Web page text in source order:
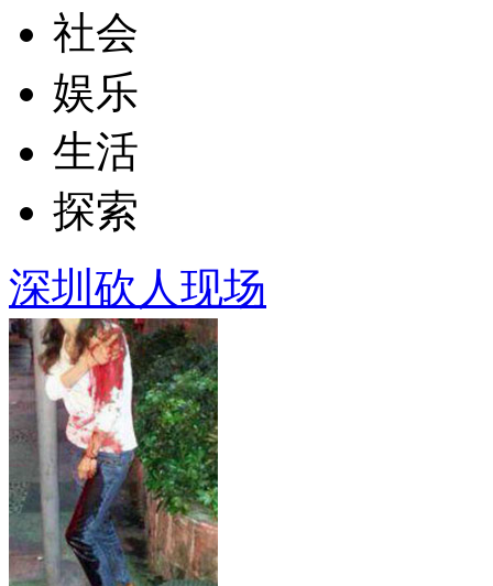
社会
娱乐
生活
探索
深圳砍人现场